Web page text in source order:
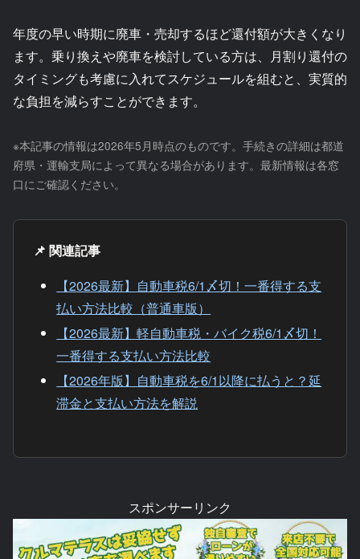
年度の早い時期に廃車・売却するほど還付額が大きくなり
ます。乗り換えや廃車を検討している方は、月割り還付の
タイミングも考慮に入れてスケジュールを組むと、実質的
な負担を減らすことができます。
※本記事の情報は2026年5月時点のものです。手続きの詳細は都道
府県・運輸支局によって異なる場合があります。最新情報は各窓
口にご確認ください。
📌 関連記事
【2026最新】自動車税6/1〆切！一番得する支
払い方法比較（普通車版）
【2026最新】軽自動車税・バイク税6/1〆切！
一番得する支払い方法比較
【2026年版】自動車税を6/1以降に払うと？延
滞金と支払い方法を解説
スポンサーリンク